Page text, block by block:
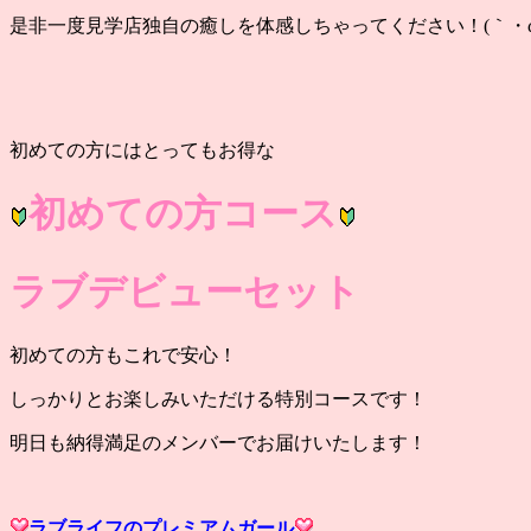
是非一度見学店独自の癒しを体感しちゃってください！(｀・
初めての方にはとってもお得な
初めての方コース
ラブデビューセット
初めての方もこれで安心！
しっかりとお楽しみいただける特別コースです！
明日も納得満足のメンバーでお届けいたします！